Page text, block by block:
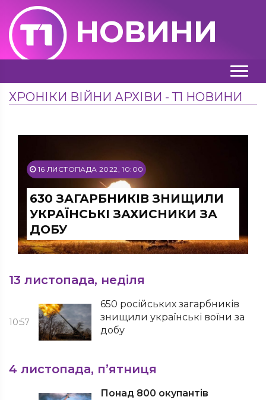
НОВИНИ
ХРОНІКИ ВІЙНИ АРХІВИ - Т1 НОВИНИ
16 ЛИСТОПАДА 2022, 10:00
630 ЗАГАРБНИКІВ ЗНИЩИЛИ
УКРАЇНСЬКІ ЗАХИСНИКИ ЗА
ДОБУ
13 листопада, неділя
10:57
650 російських загарбників
знищили українські воїни за
добу
4 листопада, п’ятниця
Понад 800 окупантів